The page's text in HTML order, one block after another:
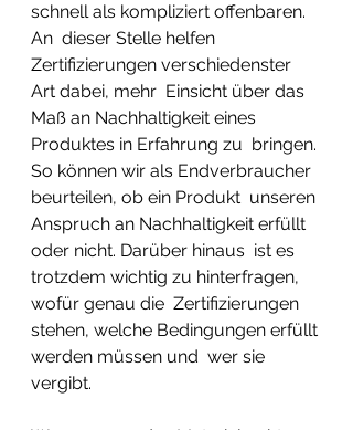
schnell als kompliziert offenbaren.
An  dieser Stelle helfen
Zertifizierungen verschiedenster
Art dabei, mehr  Einsicht über das
Maß an Nachhaltigkeit eines
Produktes in Erfahrung zu  bringen.
So können wir als Endverbraucher
beurteilen, ob ein Produkt  unseren
Anspruch an Nachhaltigkeit erfüllt
oder nicht. Darüber hinaus  ist es
trotzdem wichtig zu hinterfragen,
wofür genau die  Zertifizierungen
stehen, welche Bedingungen erfüllt
werden müssen und  wer sie
vergibt.